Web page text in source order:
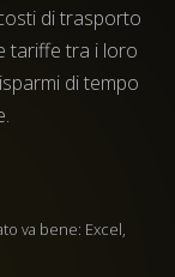
di trasporto
tariffe tra i loro
di tempo
va bene: Excel,